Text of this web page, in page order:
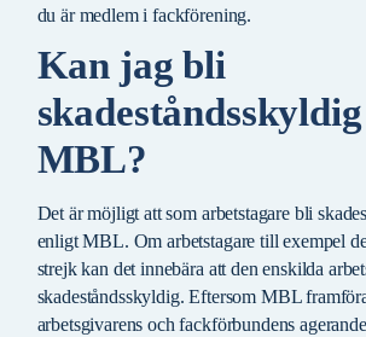
du är medlem i fackförening.
Kan jag bli
MBL?
Det är möjligt att som arbetstagare bli
enligt MBL. Om arbetstagare till exempel
strejk kan det innebära att den enskilda
skadeståndsskyldig. Eftersom MBL
arbetsgivarens och fackförbundens